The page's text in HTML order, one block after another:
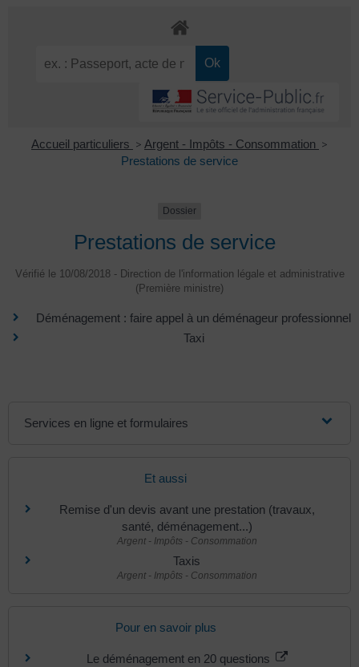
Accueil particuliers > Argent - Impôts - Consommation >
Prestations de service
Dossier
Prestations de service
Vérifié le 10/08/2018 - Direction de l'information légale et administrative
(Première ministre)
Déménagement : faire appel à un déménageur professionnel
Taxi
Services en ligne et formulaires
Et aussi
Remise d'un devis avant une prestation (travaux,
santé, déménagement...)
Argent - Impôts - Consommation
Taxis
Argent - Impôts - Consommation
Pour en savoir plus
Le déménagement en 20 questions